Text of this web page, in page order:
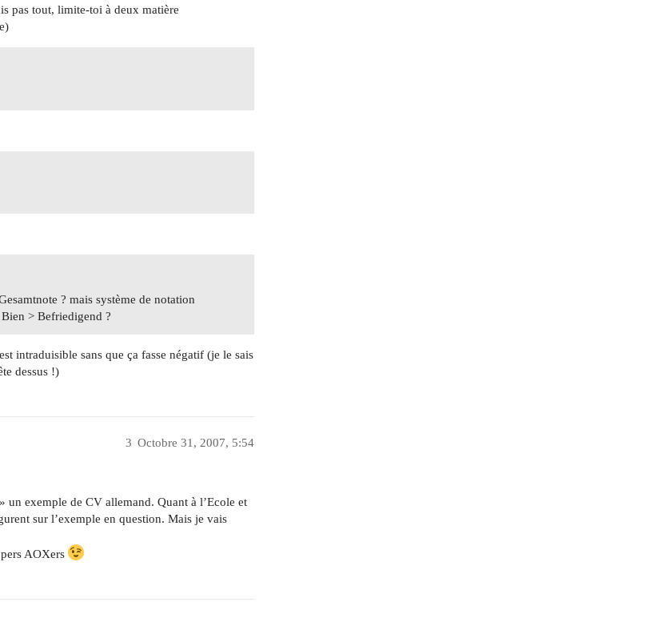
pas tout, limite-toi à deux matière
? mais système de notation
> Befriedigend ?
intraduisible sans que ça fasse négatif (je le sais
dessus !)
Octobre 31, 2007, 5:54
3
un exemple de CV allemand. Quant à l’Ecole et
sur l’exemple en question. Mais je vais
AOXers